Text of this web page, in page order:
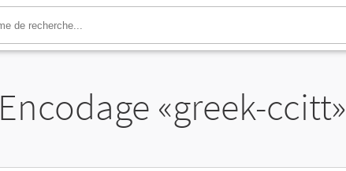
Encodage «greek-ccitt»